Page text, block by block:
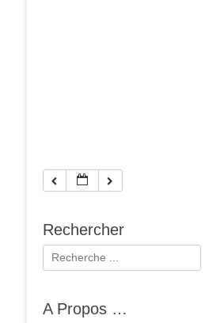
Rechercher
Rechercher :
A Propos …